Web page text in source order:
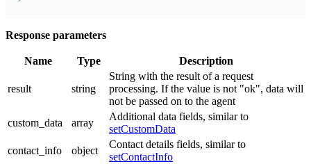
Response parameters
Name Type Description
result string
String with the result of a request
processing. If the value is not "ok", data will
not be passed on to the agent
custom_data
array
Additional data fields, similar to
setCustomData
contact_info
object
Contact details fields, similar to
setContactInfo